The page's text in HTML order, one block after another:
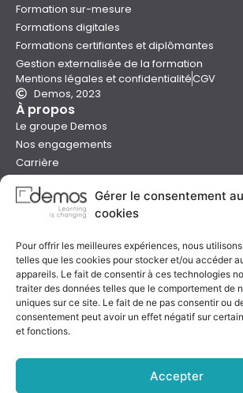
Gérer le consentement
cookies
Pour offrir les meilleures expériences, nous
telles que les cookies pour stocker et/ou accéder
appareils. Le fait de consentir à ces technologies
traiter des données telles que le comportement de
uniques sur ce site. Le fait de ne pas consentir ou
consentement peut avoir un effet négatif sur
et fonctions.
Accepter
Formation sur-mesure
Formations digitales
Formations certifiantes et diplômantes
Gestion externalisée de la formation
Mentions légales et confidentialitéCGV
Demos, 2023
À propos
Le groupe Demos
Nos engagements
Carrière
Presse
Catalogues
Aide
Nous contacter
Nous trouver
Préparer sa formation
Sessions garanties
Qualité & certification